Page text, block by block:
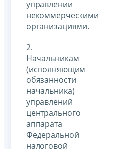
управлении
некоммерческими
организациями.
2.
Начальникам
(исполняющим
обязанности
начальника)
управлений
центрального
аппарата
Федеральной
налоговой